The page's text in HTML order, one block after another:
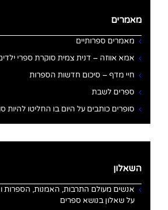
מאמרים
מאמרים ספרותיים
אמא אווזה – דנית צמית סוקרת ספרי
חיי מדף – סיכום חדשות הספרות
ספרים לשבת
סופרים כותבים על היום בו החליטו להיות
השאלון
אנשים מעולם התרבות, האמנות, הספרות
על שאלון בנושא ספרים